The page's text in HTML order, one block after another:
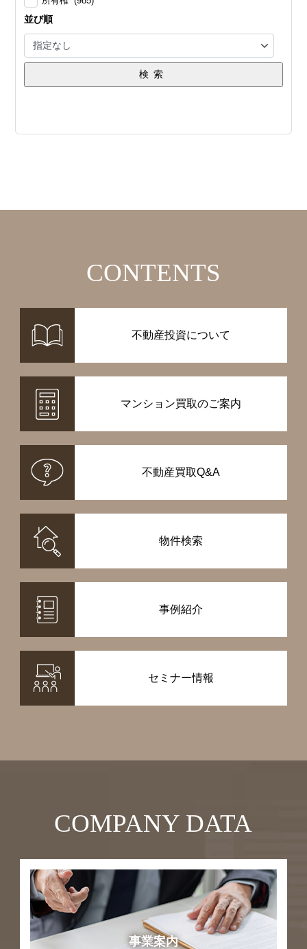
並び順
検索
CONTENTS
不動産投資について
マンション買取のご案内
不動産買取Q&A
物件検索
事例紹介
セミナー情報
COMPANY DATA
事業案内